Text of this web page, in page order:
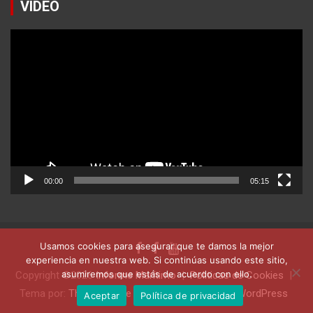
VIDEO
00:00 05:15
Copyright ©2026Informe Marítimo
Politicas de Cookies
Tema por: Theme Horse Funciona gracias a: WordPress
Usamos cookies para asegurar que te damos la mejor
experiencia en nuestra web. Si continúas usando este sitio,
asumiremos que estás de acuerdo con ello.
Aceptar
Política de privacidad